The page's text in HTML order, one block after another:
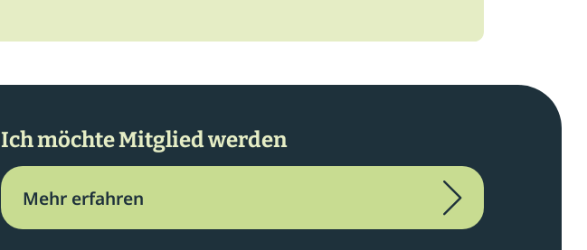
Ich möchte Mitglied werden
Mehr erfahren